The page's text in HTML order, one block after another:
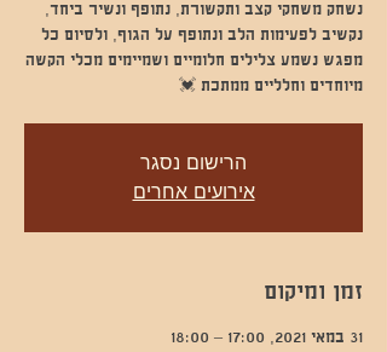
נשחק משחקי קצב ותקשורת, נתופף ונשיר ביחד,
נקשיב לפעימות הלב ונתופף על הגוף, ולסיום כל
מפגש נשמע צלילים חלומיים ושמיימים מכלי הקשה
מיוחדים וחלליים ממתכת 💓
הרישום נסגר
אירועים אחרים
זמן ומיקום
31 במאי 2021, 17:00 – 18:00